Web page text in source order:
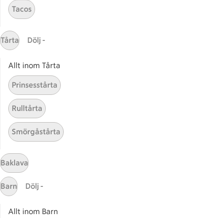
Gaston
ICAs tjänster
ICA-appen
ICA Scanna
ICA ToGo
Fler appar och tjänster
Stammis på ICA
Bli stammis
Stammis Husdjur
Partnererbjudanden
Våra ICA-kort
ICA
Tacos
Tårta Dölj -
Allt inom Tårta
Prinsesstårta
Rulltårta
Smörgåstårta
Baklava
Barn Dölj -
Allt inom Barn